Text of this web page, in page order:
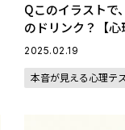
Qこのイラストで
のドリンク？【
れキャラタイプが
2025.02.19
本音が見える心理テ